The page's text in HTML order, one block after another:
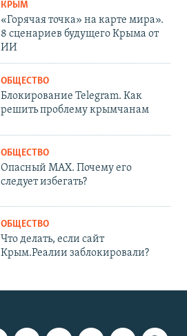
КРЫМ
«Горячая точка» на карте мира».
8 сценариев будущего Крыма от
ИИ
ОБЩЕСТВО
Блокирование Telegram. Как
решить проблему крымчанам
ОБЩЕСТВО
Опасный MAX. Почему его
следует избегать?
ОБЩЕСТВО
Что делать, если сайт
Крым.Реалии заблокировали?